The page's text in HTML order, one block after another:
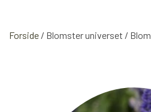
Forside Blomster universet